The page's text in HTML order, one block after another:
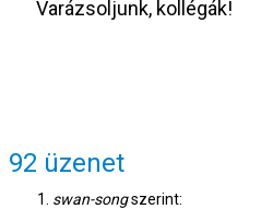
Varázsoljunk, kollégák!
92 üzenet
swan-songszerint: